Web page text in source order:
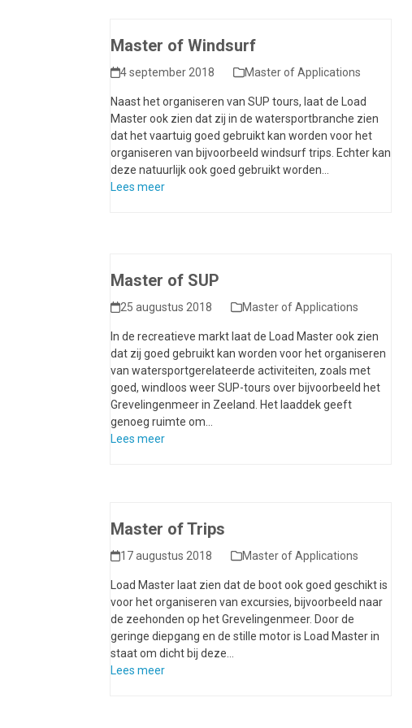
Master of Windsurf
4 september 2018 Master of Applications
Naast het organiseren van SUP tours, laat de Load
Master ook zien dat zij in de watersportbranche zien
dat het vaartuig goed gebruikt kan worden voor het
organiseren van bijvoorbeeld windsurf trips. Echter kan
deze natuurlijk ook goed gebruikt worden…
Lees meer
Master of SUP
25 augustus 2018 Master of Applications
In de recreatieve markt laat de Load Master ook zien
dat zij goed gebruikt kan worden voor het organiseren
van watersportgerelateerde activiteiten, zoals met
goed, windloos weer SUP-tours over bijvoorbeeld het
Grevelingenmeer in Zeeland. Het laaddek geeft
genoeg ruimte om…
Lees meer
Master of Trips
17 augustus 2018 Master of Applications
Load Master laat zien dat de boot ook goed geschikt is
voor het organiseren van excursies, bijvoorbeeld naar
de zeehonden op het Grevelingenmeer. Door de
geringe diepgang en de stille motor is Load Master in
staat om dicht bij deze…
Lees meer